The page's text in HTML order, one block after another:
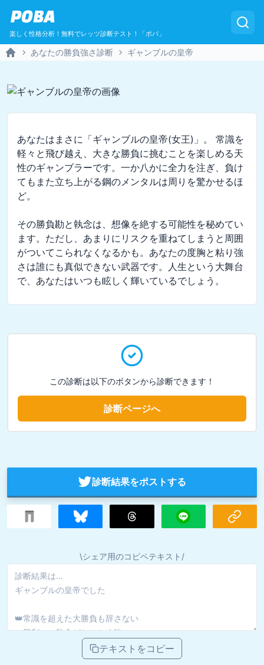
POBA
楽しく性格分析！無料でレッツ診断テスト！「ポバ」
あなたの勝負強さ診断 ギャンブルの皇帝
あなたはまさに「ギャンブルの皇帝(女王)」。 常識を
軽々と飛び越え、大きな勝負に挑むことを楽しめる天
性のギャンブラーです。一か八かに全力を注ぎ、負け
てもまた立ち上がる鋼のメンタルは周りを驚かせるほ
ど。
その勝負勘と執念は、想像を絶する可能性を秘めてい
ます。ただし、あまりにリスクを重ねてしまうと周囲
がついてこられなくなるかも。あなたの度胸と粘り強
さは誰にも真似できない武器です。人生という大舞台
で、あなたはいつも眩しく輝いているでしょう。
この診断は以下のボタンから診断できます！
診断ページへ
診断結果をポストする
\シェア用のコピペテキスト/
テキストをコピー